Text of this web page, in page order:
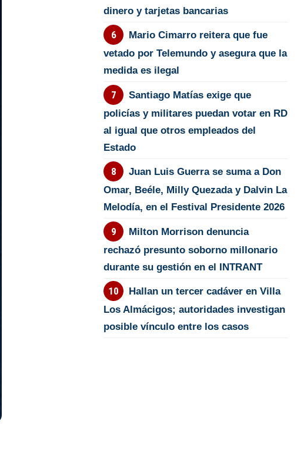
dinero y tarjetas bancarias
Mario Cimarro reitera que fue
vetado por Telemundo y asegura que la
medida es ilegal
Santiago Matías exige que
policías y militares puedan votar en RD
al igual que otros empleados del
Estado
Juan Luis Guerra se suma a Don
Omar, Beéle, Milly Quezada y Dalvin La
Melodía, en el Festival Presidente 2026
Milton Morrison denuncia
rechazó presunto soborno millonario
durante su gestión en el INTRANT
Hallan un tercer cadáver en Villa
Los Almácigos; autoridades investigan
posible vínculo entre los casos